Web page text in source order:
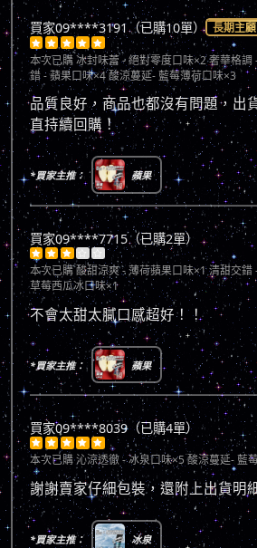
買家09****3191（已購10單） 長期主顧
    
本次已購冰封味蕾 - 絕對零度口味×2 奢華格調
錯 - 蘋果口味×4 酸涼蔓延- 藍莓薄荷口味×3
品質良好，商品也都沒有問題，出
直持續回購！
*買家主推： 蘋果
買家09****7715（已購2單）
    
本次已購酸甜涼爽 - 薄荷蘋果口味×1 清甜交錯
草莓西瓜冰口味×1
不會太甜太膩口感超好！！
*買家主推： 蘋果
買家09****8039（已購4單）
    
本次已購沁涼透徹 - 冰泉口味×5 酸涼蔓延- 藍
謝謝賣家仔細包裝，還附上出貨明
*買家主推： 冰泉